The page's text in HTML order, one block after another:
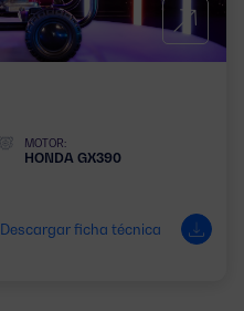
MOTOR:
HONDA GX390
Descargar ficha técnica